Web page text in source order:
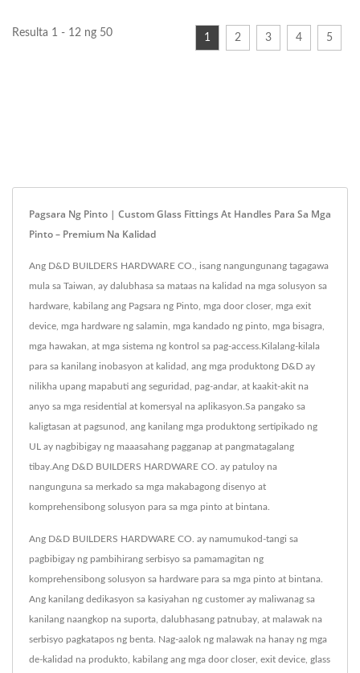
Resulta 1 - 12 ng 50 1 2 3 4 5
Pagsara Ng Pinto | Custom Glass Fittings At Handles Para Sa Mga
Pinto – Premium Na Kalidad
Ang D&D BUILDERS HARDWARE CO., isang nangungunang tagagawa
mula sa Taiwan, ay dalubhasa sa mataas na kalidad na mga solusyon sa
hardware, kabilang ang Pagsara ng Pinto, mga door closer, mga exit
device, mga hardware ng salamin, mga kandado ng pinto, mga bisagra,
mga hawakan, at mga sistema ng kontrol sa pag-access.Kilalang-kilala
para sa kanilang inobasyon at kalidad, ang mga produktong D&D ay
nilikha upang mapabuti ang seguridad, pag-andar, at kaakit-akit na
anyo sa mga residential at komersyal na aplikasyon.Sa pangako sa
kaligtasan at pagsunod, ang kanilang mga produktong sertipikado ng
UL ay nagbibigay ng maaasahang pagganap at pangmatagalang
tibay.Ang D&D BUILDERS HARDWARE CO. ay patuloy na
nangunguna sa merkado sa mga makabagong disenyo at
komprehensibong solusyon para sa mga pinto at bintana.
Ang D&D BUILDERS HARDWARE CO. ay namumukod-tangi sa
pagbibigay ng pambihirang serbisyo sa pamamagitan ng
komprehensibong solusyon sa hardware para sa mga pinto at bintana.
Ang kanilang dedikasyon sa kasiyahan ng customer ay maliwanag sa
kanilang naangkop na suporta, dalubhasang patnubay, at malawak na
serbisyo pagkatapos ng benta. Nag-aalok ng malawak na hanay ng mga
de-kalidad na produkto, kabilang ang mga door closer, exit device, glass